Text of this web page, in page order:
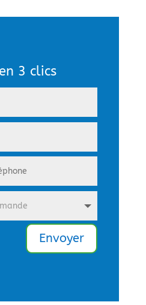
3 clics
Envoyer